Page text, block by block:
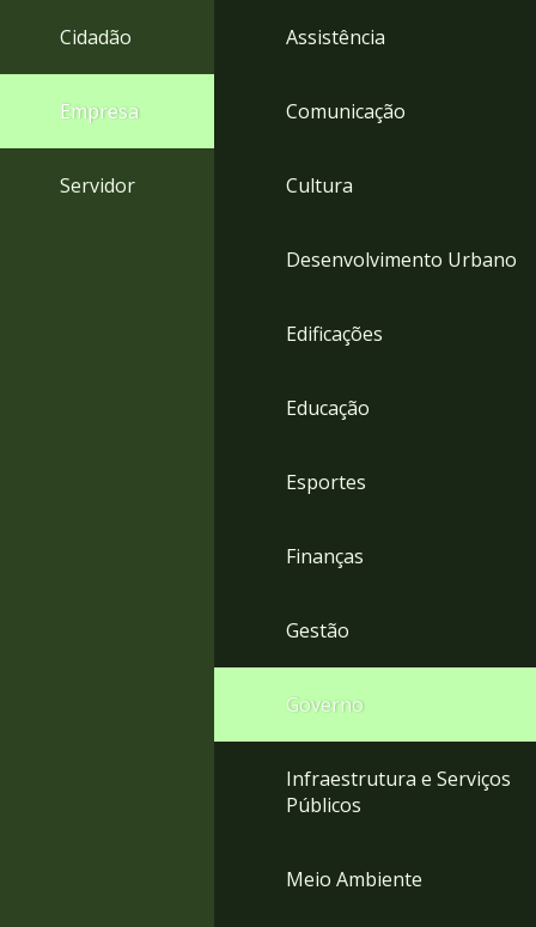
Cidadão
Empresa
Servidor
Assistência
Comunicação
Cultura
Desenvolvimento Urbano
Edificações
Educação
Esportes
Finanças
Gestão
Governo
Infraestrutura e Serviços
Públicos
Meio Ambiente